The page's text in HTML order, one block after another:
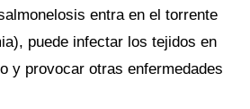
entra en el torrente
puede infectar los tejidos en
y provocar otras enfermedades